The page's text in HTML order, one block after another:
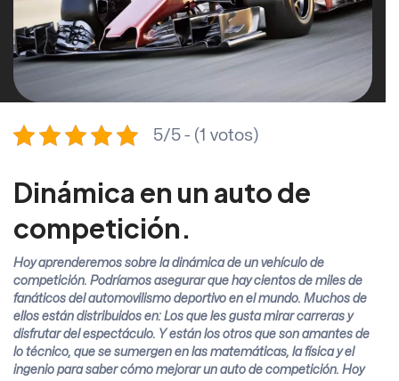
5/5 - (1 votos)
Dinámica en un auto de
competición.
Hoy aprenderemos sobre la dinámica de un vehículo de
competición. Podríamos asegurar que hay cientos de miles de
fanáticos del automovilismo deportivo en el mundo. Muchos de
ellos están distribuidos en: Los que les gusta mirar carreras y
disfrutar del espectáculo. Y están los otros que son amantes de
lo técnico, que se sumergen en las matemáticas, la física y el
ingenio para saber cómo mejorar un auto de competición. Hoy